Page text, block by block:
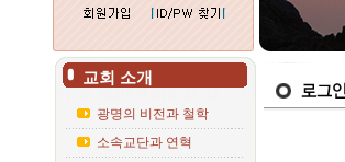
교회 소개
광명의 비전과 철학
소속교단과 연혁